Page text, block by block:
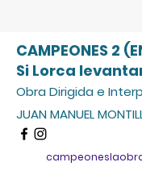
CAMPEONES 2
Si Lorca
Obra Dirigida e
JUAN MANUEL